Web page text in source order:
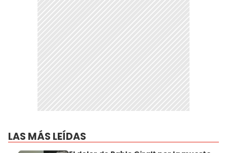
LAS MÁS LEÍDAS